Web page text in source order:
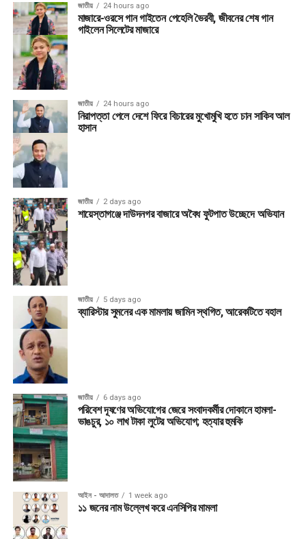
জাতীয় 24 hours ago
মাজারে-ওরসে গান গাইতেন পেহেলি ভৈরবী, জীবনের শেষ গান
গাইলেন সিলেটের মাজারে
জাতীয় 24 hours ago
নিরাপত্তা পেলে দেশে ফিরে বিচারের মুখোমুখি হতে চান সাকিব আল
হাসান
জাতীয় 2 days ago
শায়েস্তাগঞ্জে দাউদনগর বাজারে অবৈধ ফুটপাত উচ্ছেদে অভিযান
জাতীয় 5 days ago
ব্যারিস্টার সুমনের এক মামলায় জামিন স্থগিত, আরেকটিতে বহাল
জাতীয় 6 days ago
পরিবেশ দূষণের অভিযোগের জেরে সংবাদকর্মীর দোকানে হামলা-
ভাঙচুর, ১০ লাখ টাকা লুটের অভিযোগ; হত্যার হুমকি
আইন - আদালত 1 week ago
১১ জনের নাম উল্লেখ করে এনসিপির মামলা